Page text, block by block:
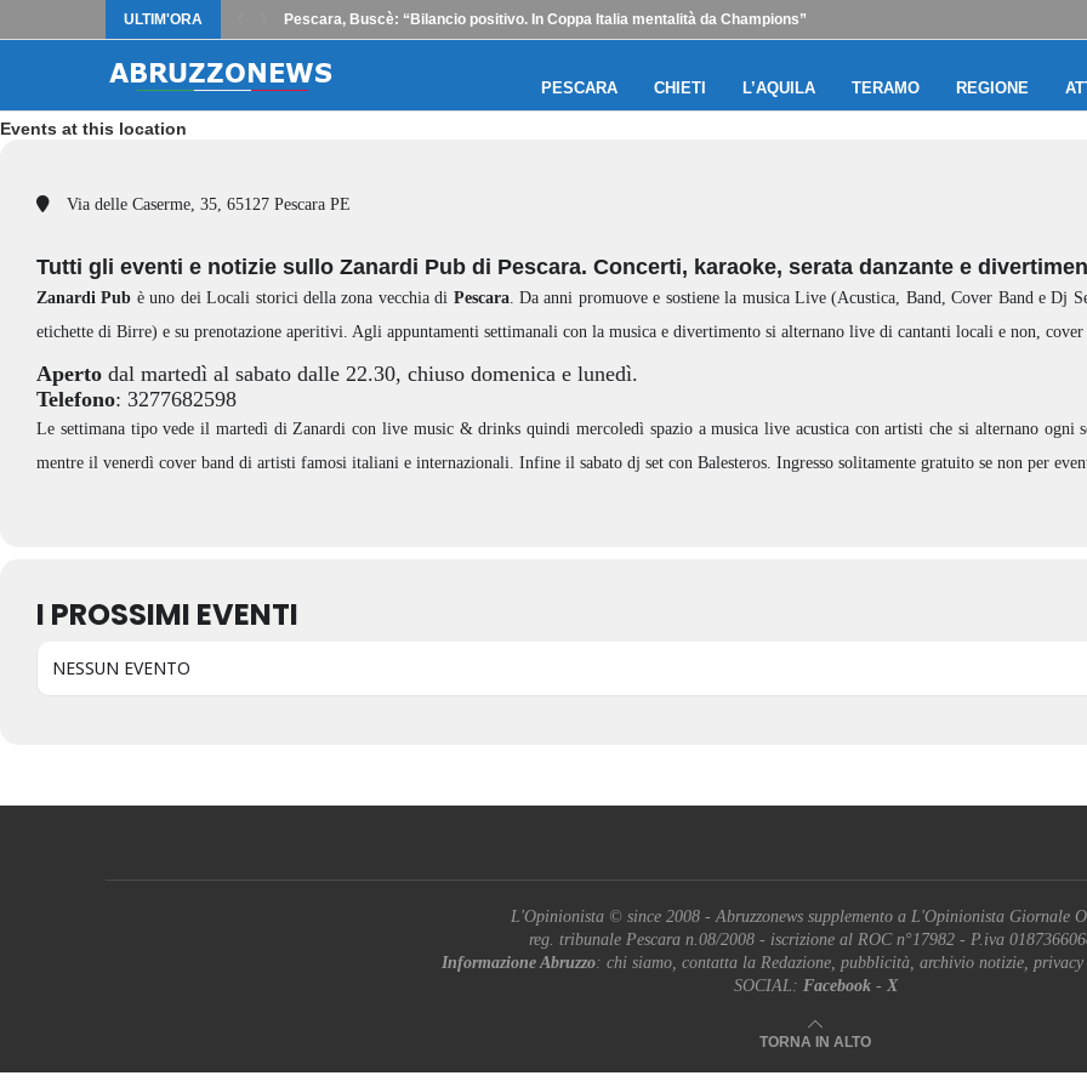
ULTIM'ORA Pescara, Buscè: “Bilancio positivo. In Coppa Italia mentalità da Champions”
PESCARA CHIETI L’AQUILA TERAMO REGIONE
Events at this location
Via delle Caserme, 35, 65127 Pescara PE
Tutti gli eventi e notizie sullo Zanardi Pub di Pescara. Concerti, karaoke, serata danzante e
Zanardi Pub è uno dei Locali storici della zona vecchia di Pescara. Da anni promuove e sostiene la musica Live (Acustica, Band, Cover Band e Dj
etichette di Birre) e su prenotazione aperitivi. Agli appuntamenti settimanali con la musica e divertimento si alternano live di cantanti locali e non, cover
Aperto dal martedì al sabato dalle 22.30, chiuso domenica e lunedì.
Telefono: 3277682598
Le settimana tipo vede il martedì di Zanardi con live music & drinks quindi mercoledì spazio a musica live acustica con artisti che si alternano
mentre il venerdì cover band di artisti famosi italiani e internazionali. Infine il sabato dj set con Balesteros. Ingresso solitamente gratuito se non per
I PROSSIMI EVENTI
NESSUN EVENTO
L'Opinionista © since 2008 - Abruzzonews supplemento a L'Opinionista Giornale
reg. tribunale Pescara n.08/2008 - iscrizione al ROC n°17982 - P.iva
Informazione Abruzzo: chi siamo, contatta la Redazione, pubblicità, archivio notizie, privacy
SOCIAL: Facebook- X
TORNA IN ALTO